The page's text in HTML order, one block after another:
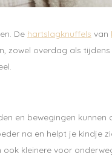
De hartslagknuffels van
zowel overdag als
en bewegingen
na en helpt je kindje
kleinere voor